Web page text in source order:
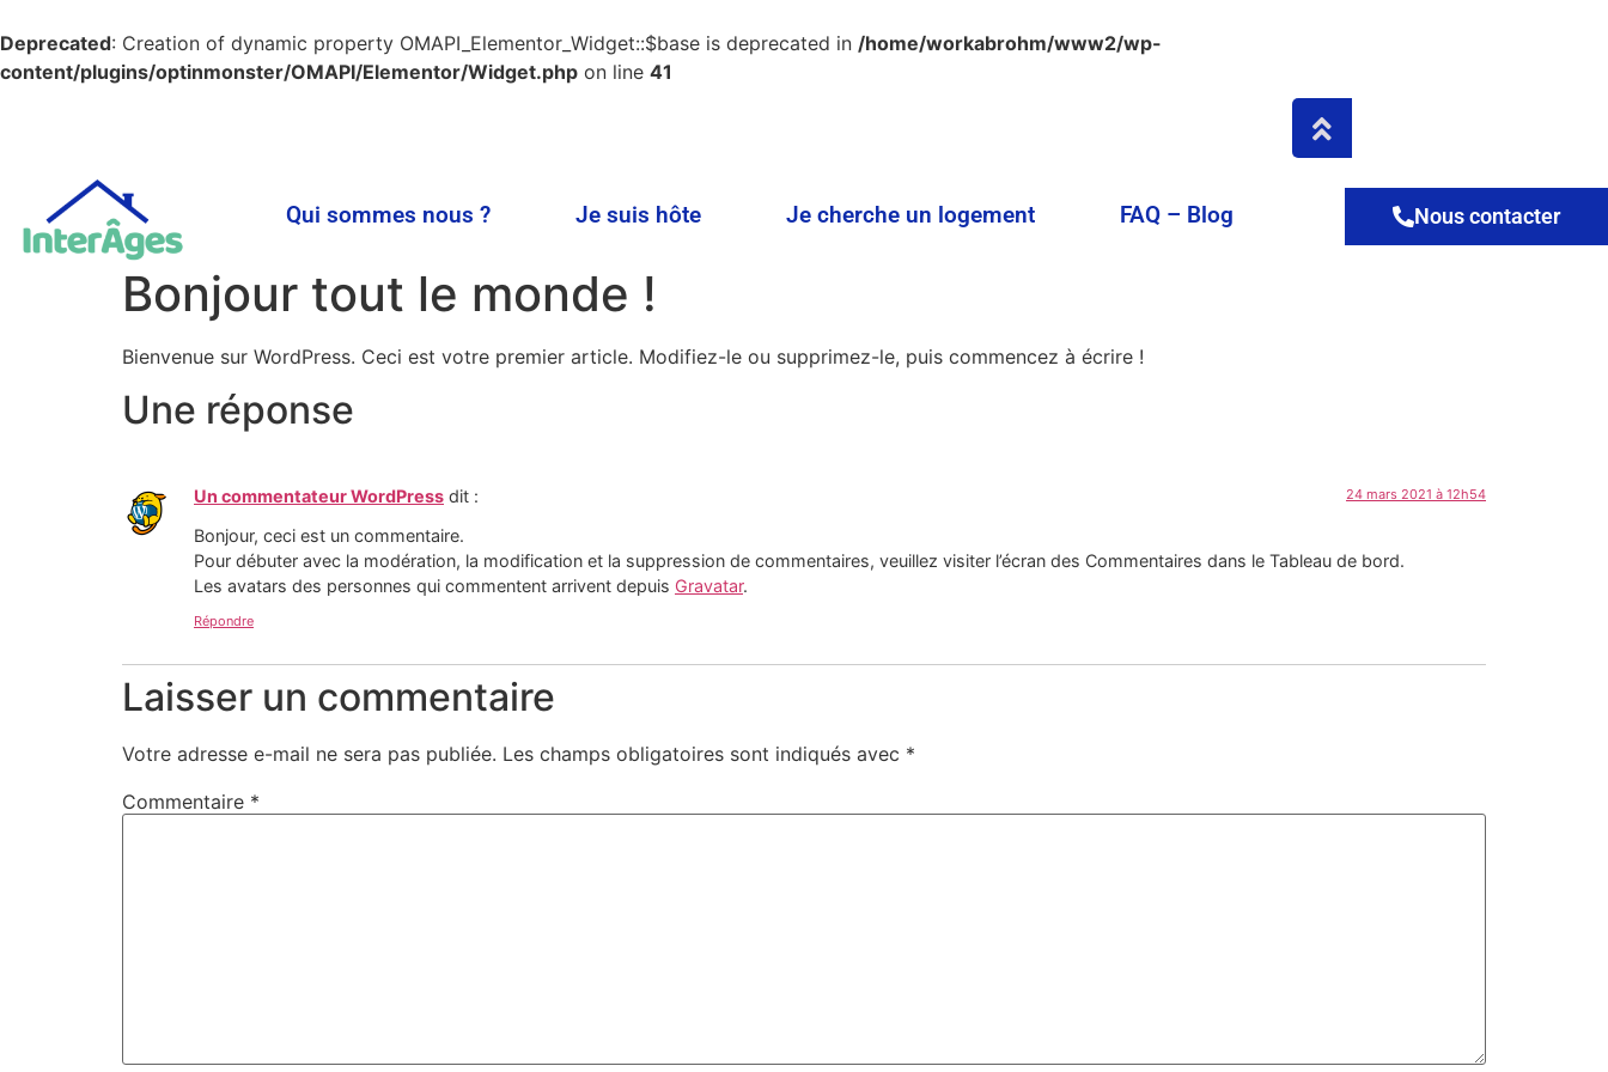
Deprecated: Creation of dynamic property OMAPI_Elementor_Widget::$base is deprecated in /home/workabrohm/www2/wp-
content/plugins/optinmonster/OMAPI/Elementor/Widget.php on line 41
Qui sommes nous ? Je suis hôte Je cherche un logement FAQ – Blog Nous contacter
Bonjour tout le monde !
Bienvenue sur WordPress. Ceci est votre premier article. Modifiez-le ou supprimez-le, puis commencez à écrire !
Une réponse
Un commentateur WordPress dit : 24 mars 2021 à 12h54
Bonjour, ceci est un commentaire.
Pour débuter avec la modération, la modification et la suppression de commentaires, veuillez visiter l’écran des Commentaires dans le Tableau de bord.
Les avatars des personnes qui commentent arrivent depuis Gravatar.
Répondre
Laisser un commentaire
Votre adresse e-mail ne sera pas publiée. Les champs obligatoires sont indiqués avec *
Commentaire *